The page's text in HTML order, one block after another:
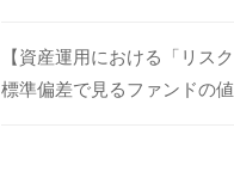
【資産運用における「リス
標準偏差で見るファンドの